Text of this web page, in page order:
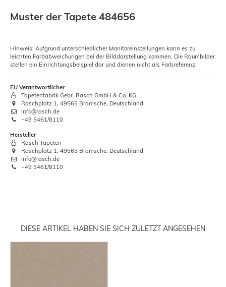
Muster der Tapete 484656
Hinweis: Aufgrund unterschiedlicher Monitoreinstellungen kann es zu
leichten Farbabweichungen bei der Bilddarstellung kommen. Die Raumbilder
stellen ein Einrichtungsbeispiel dar und dienen nicht als Farbreferenz.
EU Verantwortlicher
Tapetenfabrik Gebr. Rasch GmbH & Co. KG
Raschplatz 1, 49565 Bramsche, Deutschland
info@rasch.de
+49 5461/8110
Hersteller
Rasch Tapeten
Raschplatz 1, 49565 Bramsche, Deutschland
info@rasch.de
+49 5461/8110
DIESE ARTIKEL HABEN SIE SICH ZULETZT ANGESEHEN